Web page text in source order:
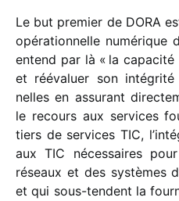
Le but premier de DORA
opéra­tion­nelle numé­rique
entend par là « la
et rééva­luer son
nelles en assu­rant
le recours aux services
tiers de services TIC,
aux TIC néces­saires
réseaux et des systèmes
et qui sous-tendent la